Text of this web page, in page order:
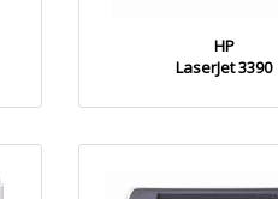
HP
LaserJet 3390